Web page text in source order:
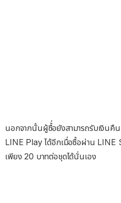
นอกจากนั้นผู้ซื้่อยังสามารถรับเงินคืน
LINE Play ได้อีกเมื่อซื้อผ่าน LINE
เพียง 20 บาทต่อชุดได้นั่นเอง